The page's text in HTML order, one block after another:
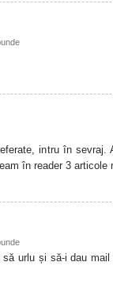
intru în sevraj.
în reader 3 articole
urlu și să-i dau